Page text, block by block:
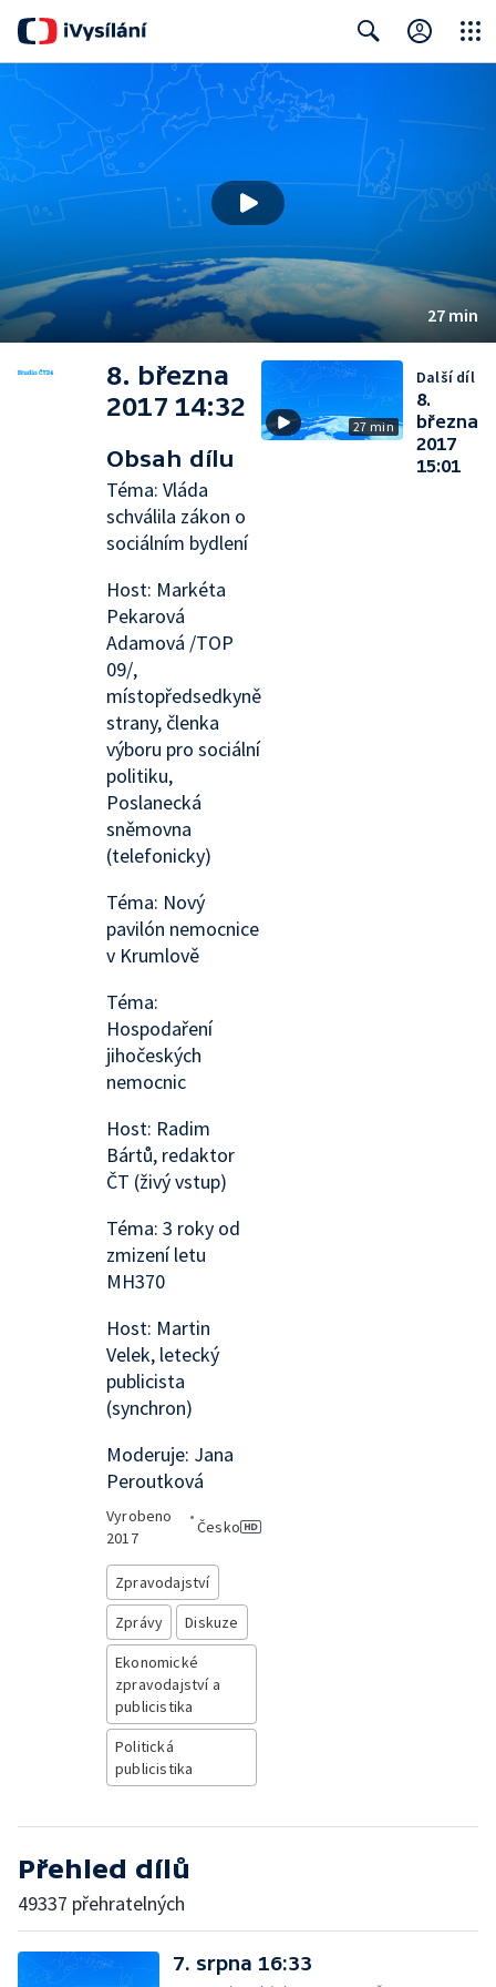
27 min
8. března
2017 14:32
Obsah dílu
Téma: Vláda
schválila zákon o
sociálním bydlení
Host: Markéta
Pekarová
Adamová /TOP
09/,
místopředsedkyně
strany, členka
výboru pro sociální
politiku,
Poslanecká
sněmovna
(telefonicky)
Téma: Nový
pavilón nemocnice
v Krumlově
Téma:
Hospodaření
jihočeských
nemocnic
Host: Radim
Bártů, redaktor
ČT (živý vstup)
Téma: 3 roky od
zmizení letu
MH370
Host: Martin
Velek, letecký
publicista
(synchron)
Moderuje: Jana
Peroutková
Vyrobeno
2017
•
Česko
Zpravodajství
Zprávy
Diskuze
Ekonomické
zpravodajství a
publicistika
Politická
publicistika
27 min
Další díl
8.
března
2017
15:01
Přehled dílů
49337 přehratelných
7. srpna 16:33